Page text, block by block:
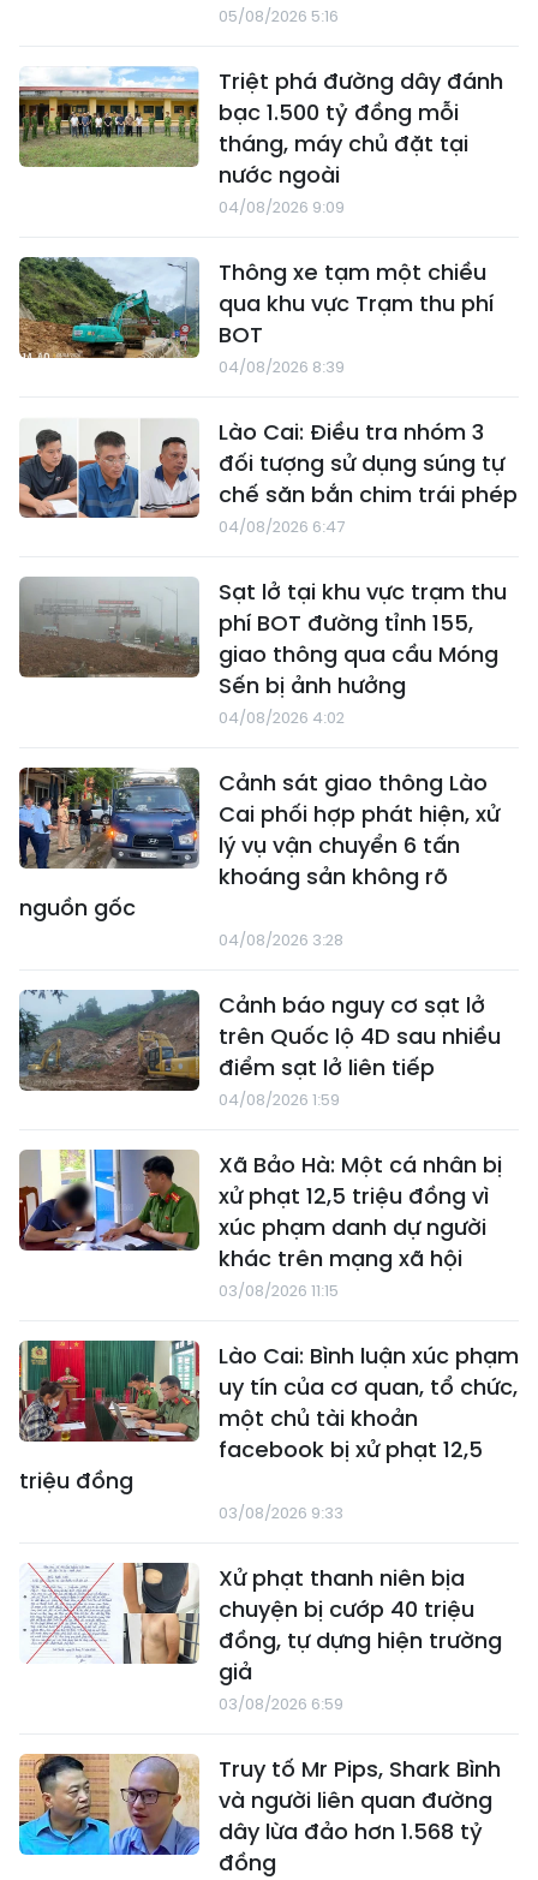
05/08/2026 5:16
Triệt phá đường dây đánh
bạc 1.500 tỷ đồng mỗi
tháng, máy chủ đặt tại
nước ngoài
04/08/2026 9:09
Thông xe tạm một chiều
qua khu vực Trạm thu phí
BOT
04/08/2026 8:39
Lào Cai: Điều tra nhóm 3
đối tượng sử dụng súng tự
chế săn bắn chim trái phép
04/08/2026 6:47
Sạt lở tại khu vực trạm thu
phí BOT đường tỉnh 155,
giao thông qua cầu Móng
Sến bị ảnh hưởng
04/08/2026 4:02
Cảnh sát giao thông Lào
Cai phối hợp phát hiện, xử
lý vụ vận chuyển 6 tấn
khoáng sản không rõ
nguồn gốc
04/08/2026 3:28
Cảnh báo nguy cơ sạt lở
trên Quốc lộ 4D sau nhiều
điểm sạt lở liên tiếp
04/08/2026 1:59
Xã Bảo Hà: Một cá nhân bị
xử phạt 12,5 triệu đồng vì
xúc phạm danh dự người
khác trên mạng xã hội
03/08/2026 11:15
Lào Cai: Bình luận xúc phạm
uy tín của cơ quan, tổ chức,
một chủ tài khoản
facebook bị xử phạt 12,5
triệu đồng
03/08/2026 9:33
Xử phạt thanh niên bịa
chuyện bị cướp 40 triệu
đồng, tự dựng hiện trường
giả
03/08/2026 6:59
Truy tố Mr Pips, Shark Bình
và người liên quan đường
dây lừa đảo hơn 1.568 tỷ
đồng